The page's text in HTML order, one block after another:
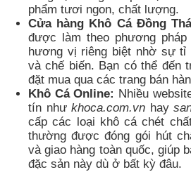
phẩm tươi ngon, chất lượng.
Cửa hàng Khô Cá Đồng
được làm theo phương pháp
hương vị riêng biệt nhờ sự tỉ
và chế biến. Bạn có thể đến
đặt mua qua các trang bán
Khô Cá Online: Nhiều
tín nhưkhoca.com.vn hay
cấp các loại khô cá chét
thường được đóng gói hút
và giao hàng toàn quốc, giúp
đặc sản này dù ở bất kỳ đâu.